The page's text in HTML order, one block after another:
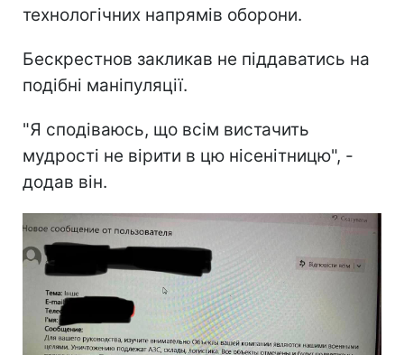
технологічних напрямів оборони.
Бескрестнов закликав не піддаватись на
подібні маніпуляції.
"Я сподіваюсь, що всім вистачить
мудрості не вірити в цю нісенітницю", -
додав він.